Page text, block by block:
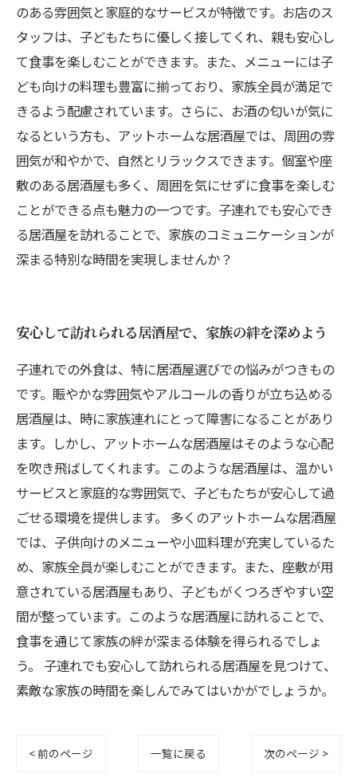
のある雰囲気と家庭的なサービスが特徴です。お店のス
タッフは、子どもたちに優しく接してくれ、親も安心し
て食事を楽しむことができます。また、メニューには子
ども向けの料理も豊富に揃っており、家族全員が満足で
きるよう配慮されています。さらに、お酒の匂いが気に
なるという方も、アットホームな居酒屋では、周囲の雰
囲気が和やかで、自然とリラックスできます。個室や座
敷のある居酒屋も多く、周囲を気にせずに食事を楽しむ
ことができる点も魅力の一つです。子連れでも安心でき
る居酒屋を訪れることで、家族のコミュニケーションが
深まる特別な時間を実現しませんか？
安心して訪れられる居酒屋で、家族の絆を深めよう
子連れでの外食は、特に居酒屋選びでの悩みがつきもの
です。賑やかな雰囲気やアルコールの香りが立ち込める
居酒屋は、時に家族連れにとって障害になることがあり
ます。しかし、アットホームな居酒屋はそのような心配
を吹き飛ばしてくれます。このような居酒屋は、温かい
サービスと家庭的な雰囲気で、子どもたちが安心して過
ごせる環境を提供します。 多くのアットホームな居酒屋
では、子供向けのメニューや小皿料理が充実しているた
め、家族全員が楽しむことができます。また、座敷が用
意されている居酒屋もあり、子どもがくつろぎやすい空
間が整っています。このような居酒屋に訪れることで、
食事を通じて家族の絆が深まる体験を得られるでしょ
う。 子連れでも安心して訪れられる居酒屋を見つけて、
素敵な家族の時間を楽しんでみてはいかがでしょうか。
< 前のページ 一覧に戻る 次のページ >